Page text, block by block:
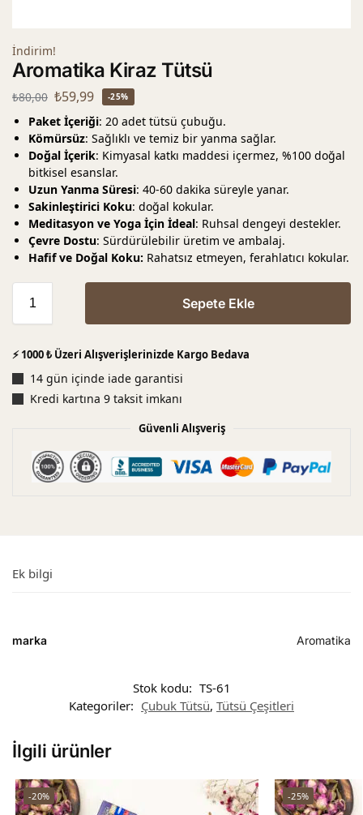
İndirim!
Aromatika Kiraz Tütsü
₺80,00 ₺59,99 -25%
Paket İçeriği: 20 adet tütsü çubuğu.
Kömürsüz: Sağlıklı ve temiz bir yanma sağlar.
Doğal İçerik: Kimyasal katkı maddesi içermez, %100 doğal
bitkisel esanslar.
Uzun Yanma Süresi: 40-60 dakika süreyle yanar.
Sakinleştirici Koku: doğal kokular.
Meditasyon ve Yoga İçin İdeal: Ruhsal dengeyi destekler.
Çevre Dostu: Sürdürülebilir üretim ve ambalaj.
Hafif ve Doğal Koku: Rahatsız etmeyen, ferahlatıcı kokular.
Sepete Ekle
⚡ 1000 ₺ Üzeri Alışverişlerinizde Kargo Bedava
14 gün içinde iade garantisi
Kredi kartına 9 taksit imkanı
Güvenli Alışveriş
Ek bilgi
marka Aromatika
Stok kodu: TS-61
Kategoriler: Çubuk Tütsü, Tütsü Çeşitleri
İlgili ürünler
-20% -25%